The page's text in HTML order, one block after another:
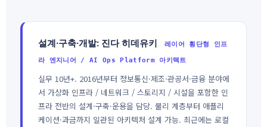
설계·구축·개발: 진다 히데유키 레이어 횡단형 인프
라 엔지니어 / AI Ops Platform 아키텍트
실무 10년+. 2016년부터 정보통신·제조·관공서·금융 분야에
서 가상화 인프라 / 네트워크 / 스토리지 / 시설을 포함한 인
프라 전반의 설계·구축·운용을 담당. 물리 계층부터 애플리
케이션·과금까지 일관된 아키텍처 설계 가능. 최근에는 로컬